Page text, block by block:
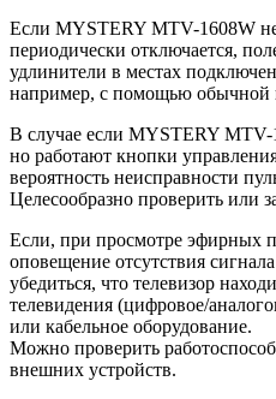
Если MYSTERY MTV-1608W
периодически отключается,
удлинители в местах
например, с помощью обычной
В случае если MYSTERY MTV-
но работают кнопки
вероятность неисправности
Целесообразно проверить или
Если, при просмотре эфирных
оповещение отсутствия
убедиться, что телевизор
телевидения (цифровое/
или кабельное оборудование.
Можно проверить
внешних устройств.